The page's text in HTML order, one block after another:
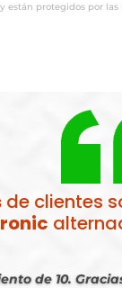
están protegidos por
de clientes
de 10.